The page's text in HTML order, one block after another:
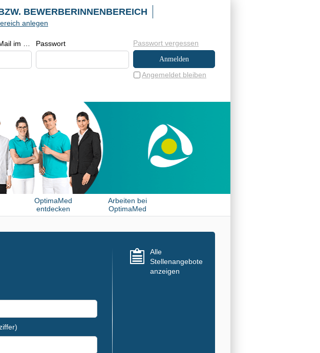
BEWERBERINNENBEREICH
Passwort
Angemeldet bleiben
Passwort vergessen
anlegen
OptimaMed
entdecken
Arbeiten bei
OptimaMed
Alle
Stellenangebote
anzeigen